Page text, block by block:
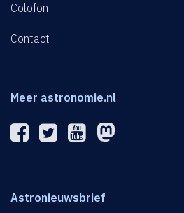
Colofon
Contact
Meer astronomie.nl
Astronieuwsbrief